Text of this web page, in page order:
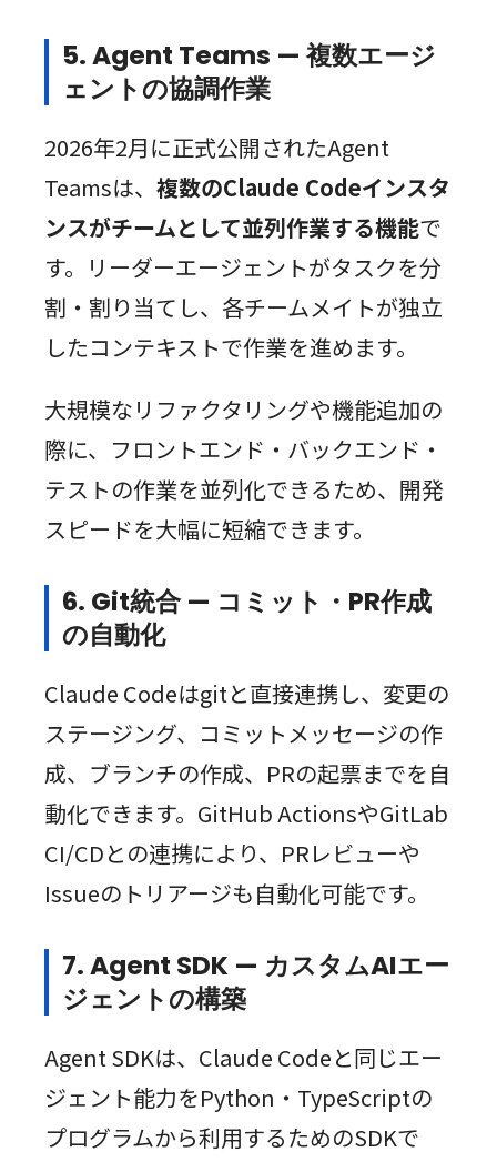
5. Agent Teams — 複数エージ
ェントの協調作業
2026年2月に正式公開されたAgent
Teamsは、 複数のClaude Codeインスタ
ンスがチームとして並列作業する機能で
す。リーダーエージェントがタスクを分
割・割り当てし、各チームメイトが独立
したコンテキストで作業を進めます。
大規模なリファクタリングや機能追加の
際に、フロントエンド・バックエンド・
テストの作業を並列化できるため、開発
スピードを大幅に短縮できます。
6. Git統合 — コミット・PR作成
の自動化
Claude Codeはgitと直接連携し、変更の
ステージング、コミットメッセージの作
成、ブランチの作成、PRの起票までを自
動化できます。GitHub ActionsやGitLab
CI/CDとの連携により、PRレビューや
Issueのトリアージも自動化可能です。
7. Agent SDK — カスタムAIエー
ジェントの構築
Agent SDKは、Claude Codeと同じエー
ジェント能力をPython・TypeScriptの
プログラムから利用するためのSDKで